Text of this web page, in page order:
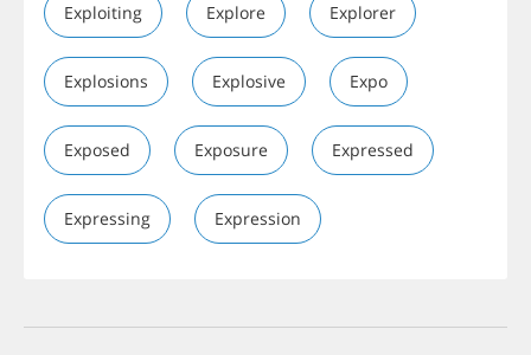
Exploiting Explore Explorer
Explosions Explosive Expo
Exposed Exposure Expressed
Expressing Expression